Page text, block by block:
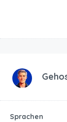
Sprachen